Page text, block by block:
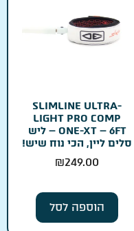
SLIMLINE ULTRA-
LIGHT PRO COMP
ONE-XT – 6FT – ליש
סלים ליין, הכי נוח שיש!
₪249.00
הוספה לסל